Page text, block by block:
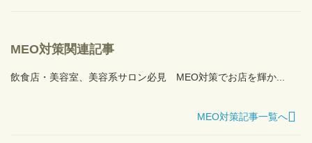
MEO対策関連記事
飲食店・美容室、美容系サロン必見 MEO対策でお店を輝か...
MEO対策記事一覧へ